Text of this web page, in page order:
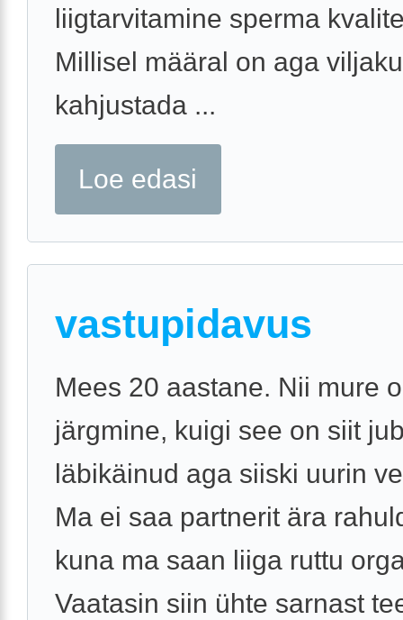
liigtarvitamine sperma
Millisel määral on aga
kahjustada ...
Loe edasi
vastupidavus
Mees 20 aastane. Nii mure
järgmine, kuigi see on siit
läbikäinud aga siiski uurin
Ma ei saa partnerit ära
kuna ma saan liiga ruttu
Vaatasin siin ühte sarnast